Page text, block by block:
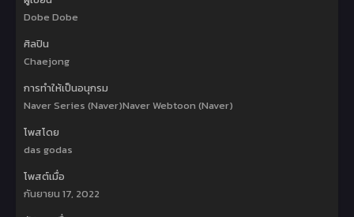
Dobe Dobe
ศิลปิน
Chaejong
การทำให้เป็นอนุกรม
Naver Series (Naver)Naver Webtoon (Naver)
โพสโดย
das godas
โพสต์เมื่อ
กันยายน 17, 2022